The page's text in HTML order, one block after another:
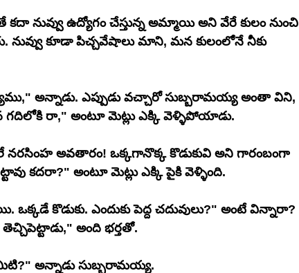
నువ్వు ఉద్యోగం చేస్తున్న అమ్మాయి అని వేరే కులం నుంచి
కూడా పిచ్చవేషాలు మాని, మన కులంలోనే నీకు
అన్నాడు. ఎప్పుడు వచ్చారో సుబ్బరామయ్య అంతా విని,
గదిలోకి రా," అంటూ మెట్లు ఎక్కి వెళ్ళిపోయాడు.
నరసింహ అవతారం! ఒక్కగానొక్క కొడుకువి అని గారంబంగా
కదరా?" అంటూ మెట్లు ఎక్కి పైకి వెళ్ళింది.
ఒక్కడే కొడుకు. ఎందుకు పెద్ద చదువులు?" అంటే విన్నారా?
తెచ్చిపెట్టాడు," అంది భర్తతో.
అన్నాడు సుబ్బరామయ్య.